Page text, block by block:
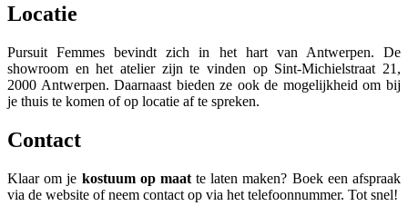
Locatie
Pursuit Femmes bevindt zich in het hart van Antwerpen. De
showroom en het atelier zijn te vinden op Sint-Michielstraat 21,
2000 Antwerpen. Daarnaast bieden ze ook de mogelijkheid om bij
je thuis te komen of op locatie af te spreken.
Contact
Klaar om je kostuum op maatte laten maken? Boek een afspraak
via de website of neem contact op via het telefoonnummer. Tot snel!